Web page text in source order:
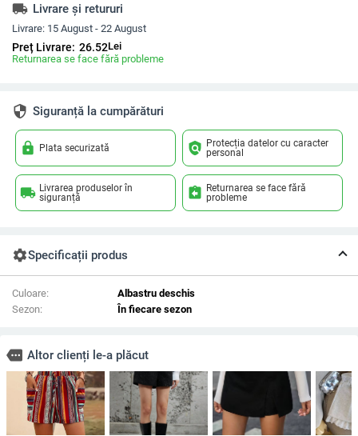
local_shipping Livrare și retururi
Livrare: 15 August - 22 August
Preț Livrare: 26.52Lei
Returnarea se face fără probleme
security Siguranță la cumpărături
lock Plata securizată policy Protecția datelor cu caracter
personal
local_shipping Livrarea produselor în
siguranță
assignment_return Returnarea se face fără
probleme
settingsSpecificații produs
Culoare:
Albastru deschis
Sezon:
În fiecare sezon
more Altor clienți le-a plăcut